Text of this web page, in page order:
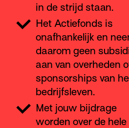
in de strijd staan.
Het Actiefonds is
onafhankelijk en
daarom geen
aan van overheden
sponsorships van
bedrijfsleven.
Met jouw bijdrage
worden over de hele